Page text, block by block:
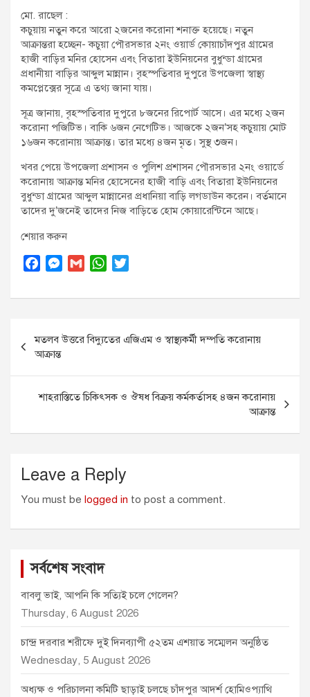
t
:
মো. রাছেল :
কচুয়ায় নতুন করে আরো ২জনের করোনা শনাক্ত হয়েছে। নতুন
আক্রান্তরা হচ্ছেন- কচুয়া পৌরসভার ২নং ওয়ার্ড কোয়াচাঁদপুর গ্রামের
হাজী বাড়ির মনির হোসেন এবং বিতারা ইউনিয়নের বুধুন্ডা গ্রামের
প্রধানীয়া বাড়ির আব্দুল মান্নান। বৃহস্পতিবার দুপুরে উপজেলা স্বাস্থ্য
কমপ্লেক্সের সূত্রে এ তথ্য জানা যায়।
সূত্র জানায়, বৃহস্পতিবার দুপুরে ৮জনের রিপোর্ট আসে। এর মধ্যে ২জন
করোনা পজিটিভ। বাকি ৬জন নেগেটিভ। আজকে ২জন’সহ কচুয়ায় মোট
১৬জন করোনায় আক্রান্ত। তার মধ্যে ৪জন মৃত। সুস্থ ৩জন।
খবর পেয়ে উপজেলা প্রশাসন ও পুলিশ প্রশাসন পৌরসভার ২নং ওয়ার্ডে
করোনায় আক্রান্ত মনির হোসেনের হাজী বাড়ি এবং বিতারা ইউনিয়নের
বুধুন্ডা গ্রামের আব্দুল মান্নানের প্রধানিয়া বাড়ি লগডাউন করেন। বর্তমানে
তাদের দু’জনেই তাদের নিজ বাড়িতে হোম কোয়ারেন্টিনে আছে।
শেয়ার করুন
c
o
k
M
s
e
n
e
r
G
a
W
a
A
p
i
e
navigation
মতলব উত্তরে বিদ্যুতের এজিএম ও স্বাস্থ্যকর্মী দম্পতি করোনায়
আক্রান্ত
শাহরাস্তিতে চিকিৎসক ও ঔষধ বিক্রয় কর্মকর্তাসহ ৪জন করোনায়
আক্রান্ত
Leave a Reply
You must be logged in to post a comment.
সর্বশেষ সংবাদ
বাবলু ভাই, আপনি কি সত্যিই চলে গেলেন?
Thursday, 6 August 2026
চান্দ্র দরবার শরীফে দুই দিনব্যাপী ৫২তম এশয়াত সম্মেলন অনুষ্ঠিত
Wednesday, 5 August 2026
অধ্যক্ষ ও পরিচালনা কমিটি ছাড়াই চলছে চাঁদপুর আদর্শ হোমিওপ্যাথি